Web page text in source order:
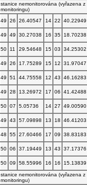
stanice nemonitorována (vyřazena z
monitoringu)
49 26 26.40547 14 22 40.22949
49 49 30.27038 16 35 18.70238
50 11 29.54648 15 03 34.25302
49 26 17.75289 15 12 31.97047
49 51 44.75558 12 43 46.16283
49 28 13.26972 17 06 41.42488
50 07 5.05736 14 27 49.00590
49 43 57.09898 13 18 46.41203
48 55 27.60466 17 09 38.83183
50 06 37.19449 13 43 37.17376
50 09 58.55996 16 16 15.13839
stanice nemonitorována (vyřazena z
monitoringu)